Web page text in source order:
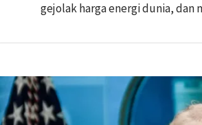
gejolak harga energi dunia, dan